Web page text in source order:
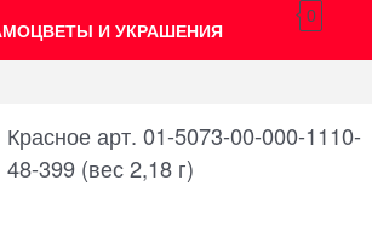
И УКРАШЕНИЯ
0
арт. 01-5073-00-000-1110-
48-399 (вес 2,18 г)